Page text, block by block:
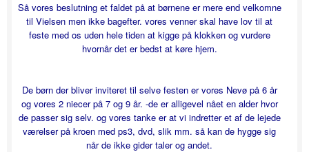
Så vores beslutning et faldet på at børnene er mere end velkomne
til Vielsen men ikke bagefter. vores venner skal have lov til at
feste med os uden hele tiden at kigge på klokken og vurdere
hvornår det er bedst at køre hjem.
De børn der bliver inviteret til selve festen er vores Nevø på 6 år
og vores 2 niecer på 7 og 9 år. -de er alligevel nået en alder hvor
de passer sig selv. og vores tanke er at vi indretter et af de lejede
værelser på kroen med ps3, dvd, slik mm. så kan de hygge sig
når de ikke gider taler og andet.